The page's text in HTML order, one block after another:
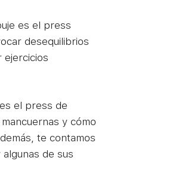
es el press
desequilibrios
ejercicios
el press de
y cómo
te contamos
de sus